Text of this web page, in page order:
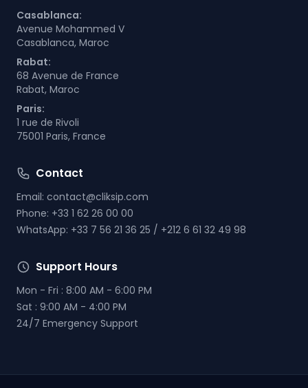
Casablanca:
Avenue Mohammed V
Casablanca, Maroc
Rabat:
68 Avenue de France
Rabat, Maroc
Paris:
1 rue de Rivoli
75001 Paris, France
Contact
Email: contact@cliksip.com
Phone: +33 1 62 26 00 00
WhatsApp: +33 7 56 21 36 25 / +212 6 61 32 49 98
Support Hours
Mon - Fri : 8:00 AM - 6:00 PM
Sat : 9:00 AM - 4:00 PM
24/7 Emergency Support